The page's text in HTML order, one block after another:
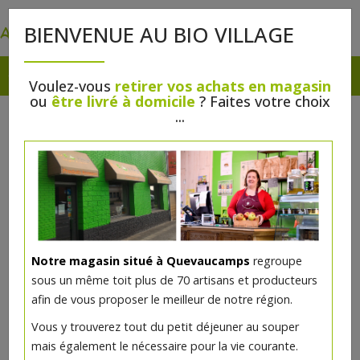
BIENVENUE AU BIO VILLAGE
Voulez-vous retirer vos achats en magasin
ou être livré à domicile ? Faites votre choix
...
Notre magasin situé à Quevaucamps regroupe
sous un même toit plus de 70 artisans et producteurs
afin de vous proposer le meilleur de notre région.
Vous y trouverez tout du petit déjeuner au souper
mais également le nécessaire pour la vie courante.
Furoshiki Carreaux 52x52cm
coton bio